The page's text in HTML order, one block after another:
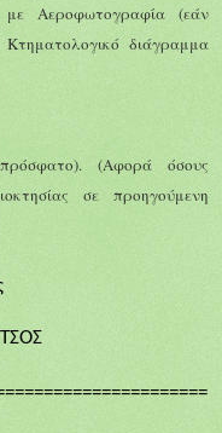
με Αεροφωτογραφία (εάν
διάγραμμα
(Αφορά όσους
σε προηγούμενη